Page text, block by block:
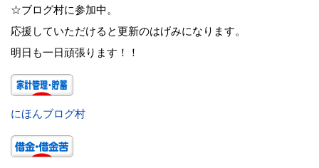
☆ブログ村に参加中。
応援していただけると更新のはげみになります。
明日も一日頑張ります！！
にほんブログ村